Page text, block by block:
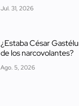
Jul. 31, 2026
¿Estaba César
de los narcovolantes?
Ago. 5, 2026